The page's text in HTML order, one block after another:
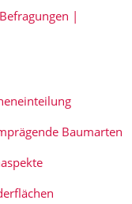
|
Baumarten